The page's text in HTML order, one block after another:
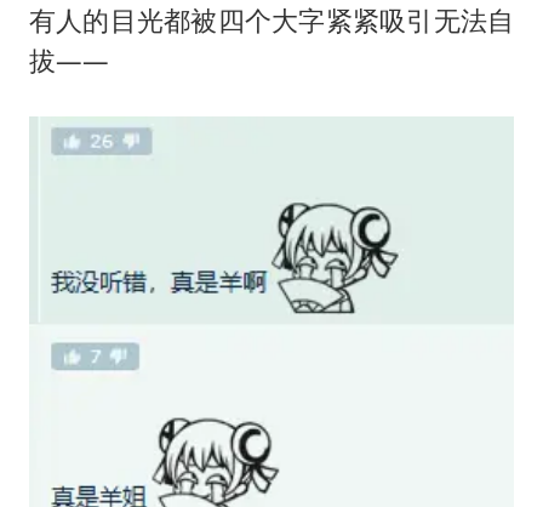
有人的目光都被四个大字紧紧吸引无法自
拔——